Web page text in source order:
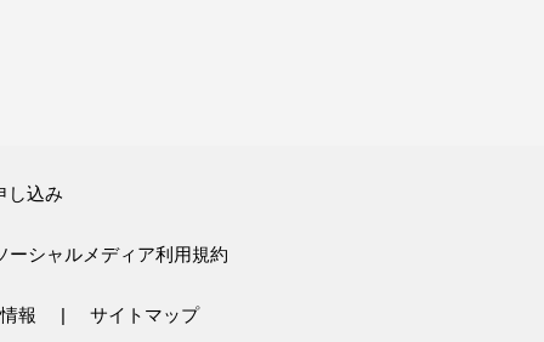
し込み
ーシャルメディア利用規約
報 サイトマップ